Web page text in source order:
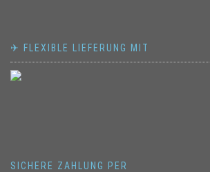
✈ FLEXIBLE LIEFERUNG MIT
SICHERE ZAHLUNG PER